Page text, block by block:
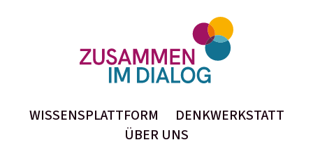
WISSENSPLATTFORM
DENKWERKSTATT
ÜBER UNS